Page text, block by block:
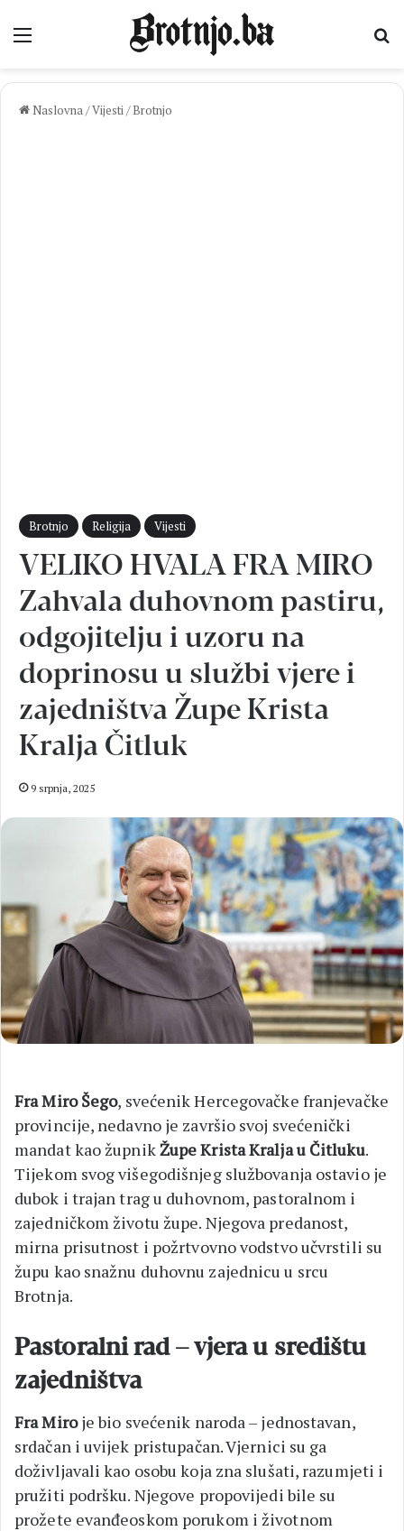
Izbornik
Naslovna/Vijesti/ Brotnjo
Brotnjo Religija Vijesti
VELIKO HVALA FRA MIRO
Zahvala duhovnom pastiru,
odgojitelju i uzoru na
doprinosu u službi vjere i
zajedništva Župe Krista
Kralja Čitluk
9 srpnja, 2025
Fra Miro Šego, svećenik Hercegovačke franjevačke
provincije, nedavno je završio svoj svećenički
mandat kao župnikŽupe Krista Kralja u Čitluku.
Tijekom svog višegodišnjeg službovanja ostavio je
dubok i trajan trag u duhovnom, pastoralnom i
zajedničkom životu župe. Njegova predanost,
mirna prisutnost i požrtvovno vodstvo učvrstili su
župu kao snažnu duhovnu zajednicu u srcu
Brotnja.
Pastoralni rad – vjera u središtu
zajedništva
Fra Miroje bio svećenik naroda – jednostavan,
srdačan i uvijek pristupačan. Vjernici su ga
doživljavali kao osobu koja zna slušati, razumjeti i
pružiti podršku. Njegove propovijedi bile su
prožete evanđeoskom porukom i životnom